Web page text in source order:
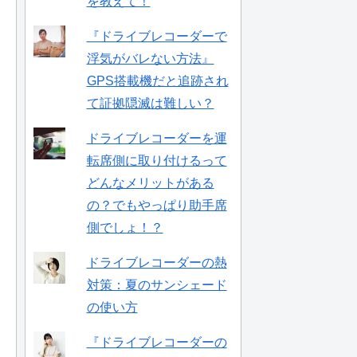
『ドライブレコーダーで
浮気がバレない方法』
GPS搭載機だと追跡され
て証拠隠滅は難しい？
ドライブレコーダーを運
転席側に取り付けるって
どんなメリットがある
の？でもやっぱり助手席
側でしょ！？
ドライブレコーダーの熱
対策：夏のサンシェード
の使い方
『ドライブレコーダーの